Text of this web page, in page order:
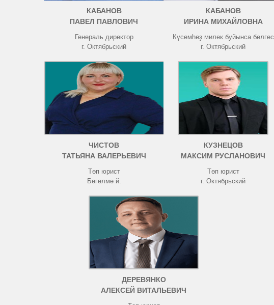
КАБАНОВ
ПАВЕЛ ПАВЛОВИЧ
Генераль директор
г. Октябрьский
КАБАНОВ
ИРИНА МИХАЙЛОВНА
Күсемһеҙ милек буйынса белгес
г. Октябрьский
ЧИСТОВ
ТАТЬЯНА ВАЛЕРЬЕВИЧ
Төп юрист
Бөгөлмә й.
КУЗНЕЦОВ
МАКСИМ РУСЛАНОВИЧ
Төп юрист
г. Октябрьский
ДЕРЕВЯНКО
АЛЕКСЕЙ ВИТАЛЬЕВИЧ